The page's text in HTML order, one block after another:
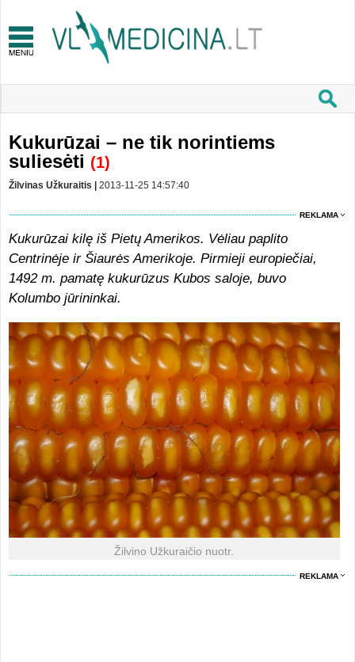
Kukurūzai – ne tik norintiems
suliesėti (1)
Žilvinas Užkuraitis | 2013-11-25 14:57:40
REKLAMA
Kukurūzai kilę iš Pietų Amerikos. Vėliau paplito
Centrinėje ir Šiaurės Amerikoje. Pirmieji europiečiai,
1492 m. pamatę kukurūzus Kubos saloje, buvo
Kolumbo jūrininkai.
Žilvino Užkuraičio nuotr.
REKLAMA